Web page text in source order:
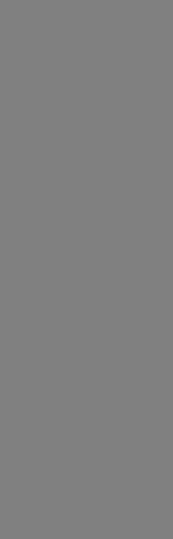
/ Ratenkauf / Sofort)
und Debitkarte